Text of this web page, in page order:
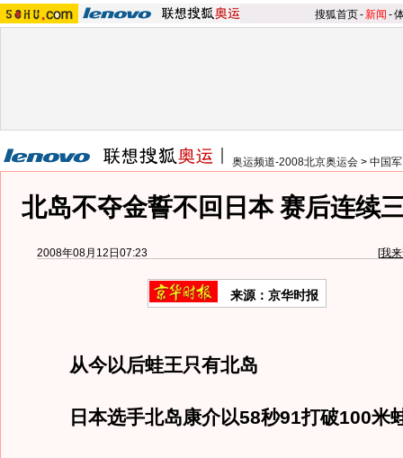
搜狐首页-新闻 -
奥运频道-2008北京奥运会 > 中国
北岛不夺金誓不回日本 赛后连续
2008年08月12日07:23 [我
来源：京华时报
从今以后蛙王只有北岛
日本选手北岛康介以58秒91打破100米